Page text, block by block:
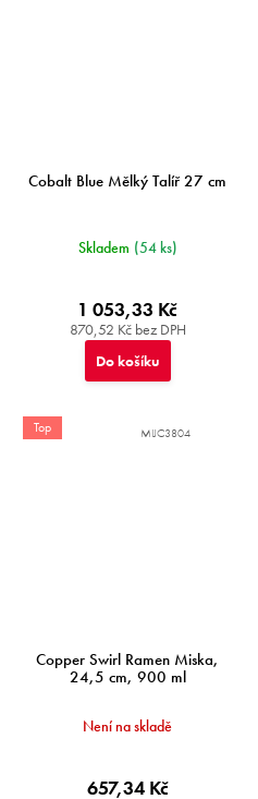
Cobalt Blue Mělký Talíř 27 cm
Skladem (54 ks)
870,52 Kč bez DPH
1 053,33 Kč
Do košíku
Top
Copper Swirl Ramen Miska,
24,5 cm, 900 ml
Není na skladě
657,34 Kč
MIJC3804